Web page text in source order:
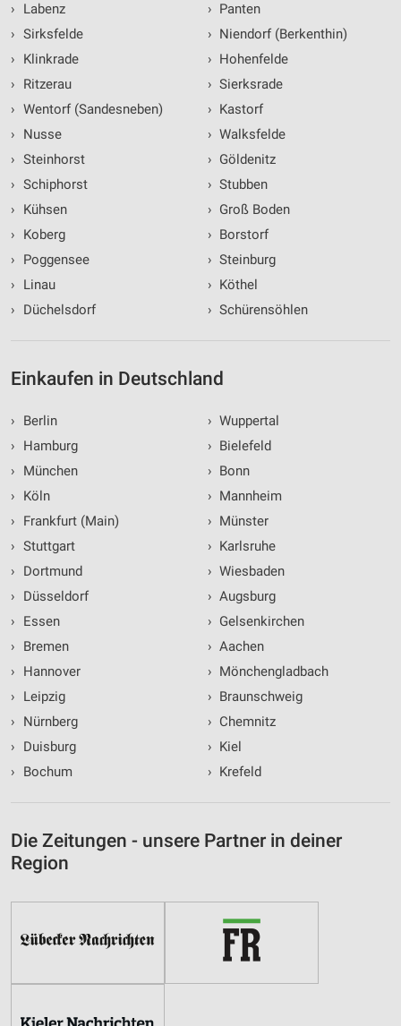
›
Labenz
› Sirksfelde
›
Klinkrade
›
Ritzerau
› Wentorf (Sandesneben)
›
Nusse
› Steinhorst
› Schiphorst
›
Kühsen
›
Koberg
›
Poggensee
›
Linau
›
Düchelsdorf
› Panten
› Niendorf (Berkenthin)
› Hohenfelde
› Sierksrade
› Kastorf
› Walksfelde
› Göldenitz
› Stubben
› Groß Boden
› Borstorf
› Steinburg
› Köthel
› Schürensöhlen
Einkaufen in Deutschland
›
Berlin
›
Hamburg
›
München
›
Köln
›
Frankfurt (Main)
› Stuttgart
›
Dortmund
›
Düsseldorf
›
Essen
›
Bremen
›
Hannover
›
Leipzig
›
Nürnberg
›
Duisburg
›
Bochum
› Wuppertal
› Bielefeld
› Bonn
› Mannheim
› Münster
› Karlsruhe
› Wiesbaden
› Augsburg
› Gelsenkirchen
› Aachen
› Mönchengladbach
› Braunschweig
› Chemnitz
› Kiel
› Krefeld
Die Zeitungen - unsere Partner in deiner
Region